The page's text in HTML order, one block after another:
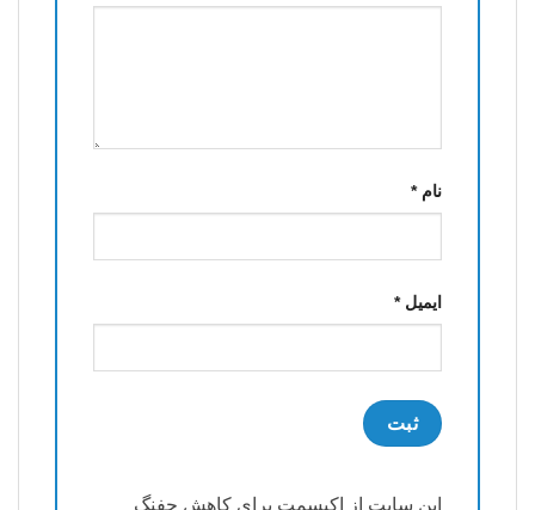
نام*
ایمیل*
این سایت از اکیسمت برای کاهش جفنگ